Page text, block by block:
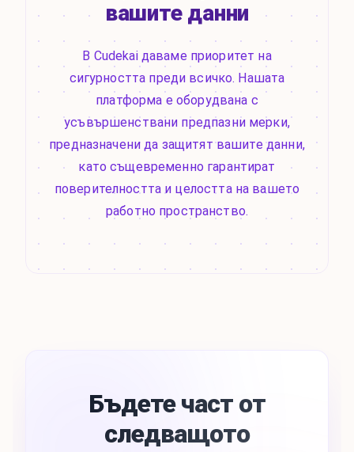
вашите данни
В Cudekai даваме приоритет на
сигурността преди всичко. Нашата
платформа е оборудвана с
усъвършенствани предпазни мерки,
предназначени да защитят вашите данни,
като същевременно гарантират
поверителността и целостта на вашето
работно пространство.
Бъдете част от
следващото